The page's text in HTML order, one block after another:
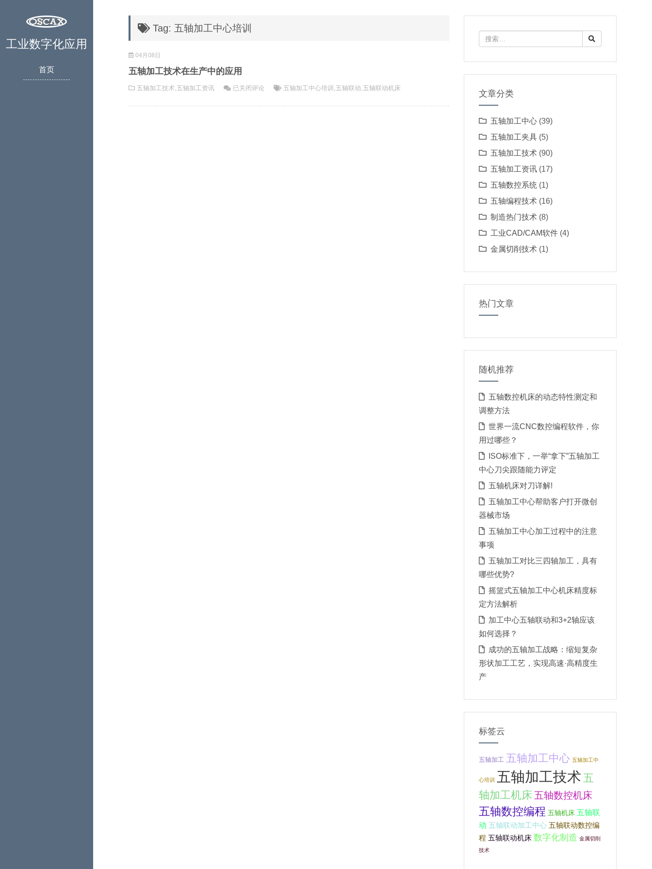
工业数字化应用
首页
Tag: 五轴加工中心培训
04月08日
五轴加工技术在生产中的应用
五轴加工技术,五轴加工资讯
五
已关闭评论 五轴加工中心培训 ,五轴联动,五轴联动机床
文章分类
五轴加工中心(39)
五轴加工夹具(5)
五轴加工技术(90)
五轴加工资讯(17)
五轴数控系统(1)
五轴编程技术(16)
制造热门技术(8)
工业CAD/CAM软件(4)
金属切削技术(1)
热门文章
随机推荐
五轴数控机床的动态特性测定和
调整方法
世界一流CNC数控编程软件，你
用过哪些？
ISO标准下，一举“拿下”五轴加工
中心刀尖跟随能力评定
五轴机床对刀详解!
五轴加工中心帮助客户打开微创
器械市场
五轴加工中心加工过程中的注意
事项
五轴加工对比三四轴加工，具有
哪些优势?
摇篮式五轴加工中心机床精度标
定方法解析
加工中心五轴联动和3+2轴应该
如何选择？
成功的五轴加工战略：缩短复杂
形状加工工艺，实现高速·高精度生
产
标签云
五轴加工 五轴加工中心 五轴加工中
心培训 五轴加工技术 五
轴加工机床 五轴数控机床
五轴数控编程 五轴机床 五轴联
动 五轴联动加工中心 五轴联动数控编
程 五轴联动机床 数字化制造 金属切削
技术